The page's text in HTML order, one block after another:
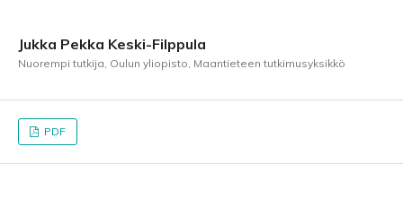
Jukka Pekka Keski-Filppula
Nuorempi tutkija, Oulun yliopisto, Maantieteen tutkimusyksikkö
PDF